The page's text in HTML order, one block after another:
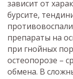
зависит от
бурсите,
препараты на
при гнойных
остеопорозе –
обмена. В